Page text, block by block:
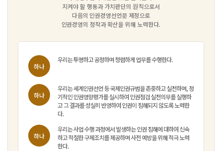
지켜야 할 행동과 가치판단의 원칙으로서
다음의 인권경영선언문 제정으로
인권경영의 정착과 확산을 위해 노력한다.
하나
우리는 투명하고 공정하며 청렴하게 업무를 수행한다.
하나
우리는 세계인권선언 등 국제인권규범을 존중하고 실천하며, 정
기적인 인권영향평가를 실시하여 인권점검 실천의무를 실행하
고 그 결과를 성실히 반영하여 인권이 침해되지 않도록 노력한
다.
하나
우리는 사업 수행 과정에서 발생하는 인권 침해에 대하여 신속
하고 적절한 구제조치를 제공하며 사전 예방을 위해 적극 노력
한다.